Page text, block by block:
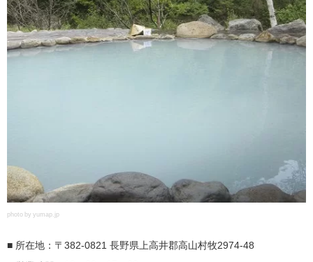
photo by yumap.jp
■ 所在地：〒382-0821 長野県上高井郡高山村牧2974-48